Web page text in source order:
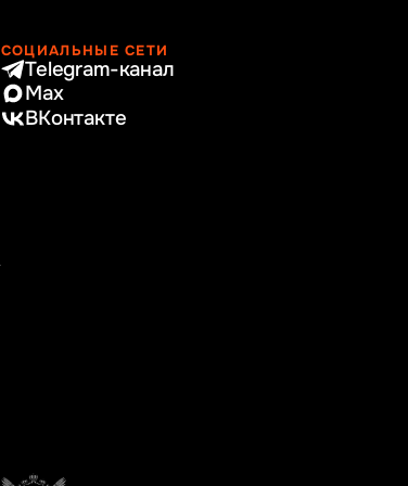
СОЦИАЛЬНЫЕ СЕТИ
Telegram-канал
Max
ВКонтакте